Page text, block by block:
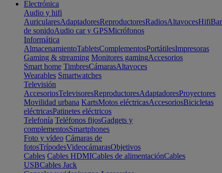
Electrónica
Audio y hifi
AuricularesAdaptadoresReproductoresRadiosAltavocesHifi
de sonidoAudio car y GPSMicrófonos
Informática
AlmacenamientoTabletsComplementosPortátilesImpresoras
Gaming & streaming Monitores gamingAccesorios
Smart home TimbresCámarasAltavoces
Wearables Smartwatches
Televisión
AccesoriosTelevisoresReproductoresAdaptadoresProyectores
Movilidad urbana KartsMotos eléctricasAccesoriosBicicletas
eléctricasPatinetes eléctricos
Telefonía Teléfonos fijosGadgets y
complementosSmartphones
Foto y vídeo Cámaras de
fotosTrípodesVideocámarasObjetivos
Cables Cables HDMICables de alimentaciónCables
USBCables Jack